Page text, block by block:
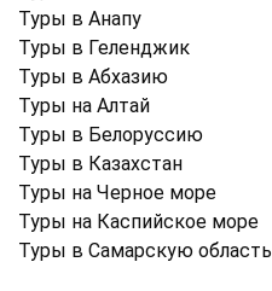
Туры в Анапу
Туры в Геленджик
Туры в Абхазию
Туры на Алтай
Туры в Белоруссию
Туры в Казахстан
Туры на Черное море
Туры на Каспийское море
Туры в Самарскую область